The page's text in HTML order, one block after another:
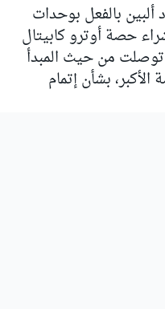
ألبين بالفعل بوحدات
حصة أوترو كابيتال
أنها توصلت من حيث المبدأ
بشأن إتمام